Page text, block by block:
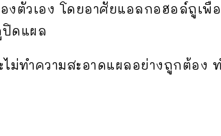
ตัวเอง โดยอาศัยแอลกอฮอล์ถูเพื่อ
ปิดแผล
ม่ทำความสะอาดแผลอย่างถูกต้อง